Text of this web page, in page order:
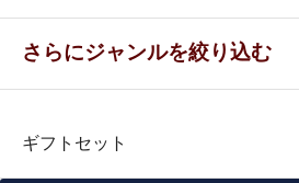
さらにジャンルを絞り込む
ギフトセット